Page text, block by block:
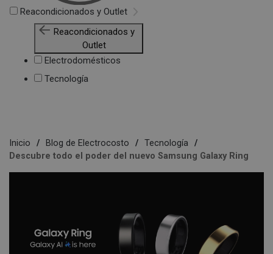
Reacondicionados y Outlet
Reacondicionados y
Outlet
Electrodomésticos
Tecnología
Inicio Blog de Electrocosto
Tecnología
Descubre todo el poder del nuevo Samsung Galaxy Ring